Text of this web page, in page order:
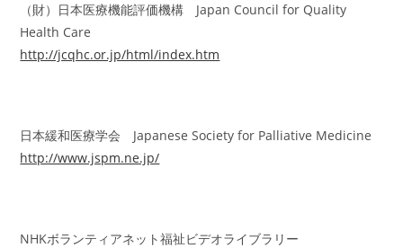
（財）日本医療機能評価機構 Japan Council for Quality
Health Care
http://jcqhc.or.jp/html/index.htm
日本緩和医療学会 Japanese Society for Palliative Medicine
http://www.jspm.ne.jp/
NHKボランティアネット福祉ビデオライブラリー